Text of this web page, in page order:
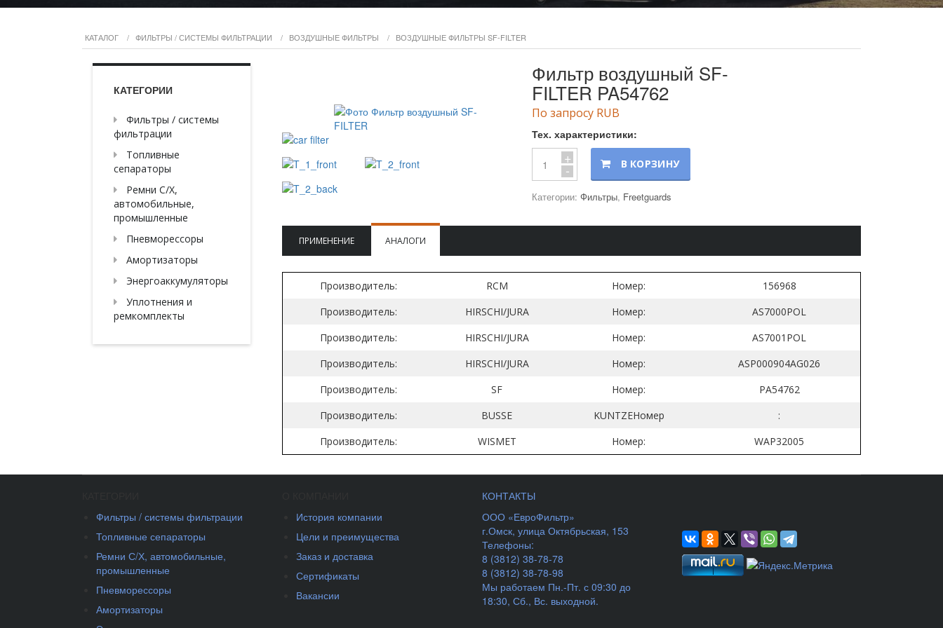
КАТАЛОГ / ФИЛЬТРЫ / СИСТЕМЫ ФИЛЬТРАЦИИ / ВОЗДУШНЫЕ ФИЛЬТРЫ / ВОЗДУШНЫЕ ФИЛЬТРЫ SF-FILTER
Фильтр воздушный SF-
FILTER PA54762
По запросу RUB
Тех. характеристики:
+
- В КОРЗИНУ
Категории:Фильтры, Freetguards
ПРИМЕНЕНИЕ АНАЛОГИ
Производитель: RCM Номер:
156968
Производитель:
HIRSCHI/JURA Номер:
AS7000POL
Производитель:
HIRSCHI/JURA Номер:
AS7001POL
Производитель:
HIRSCHI/JURA Номер:
ASP000904AG026
Производитель:
SF Номер:
PA54762
Производитель:
BUSSE KUNTZEНомер
:
Производитель:
WISMET Номер: WAP32005
КАТЕГОРИИ
Фильтры / системы
фильтрации
Топливные
сепараторы
Ремни С/Х,
автомобильные,
промышленные
Пневморессоры
Амортизаторы
Энергоаккумуляторы
Уплотнения и
ремкомплекты
Фильтры / системы фильтрации
Топливные сепараторы
Ремни С/Х, автомобильные,
промышленные
Пневморессоры
Амортизаторы
История компании
Цели и преимущества
Заказ и доставка
Сертификаты
Вакансии
КОНТАКТЫ
ООО «ЕвроФильтр»
г.Омск, улица Октябрьская, 153
Телефоны:
8 (3812) 38-78-78
8 (3812) 38-78-98
Мы работаем Пн.-Пт. с 09:30 до
18:30, Сб., Вс. выходной.